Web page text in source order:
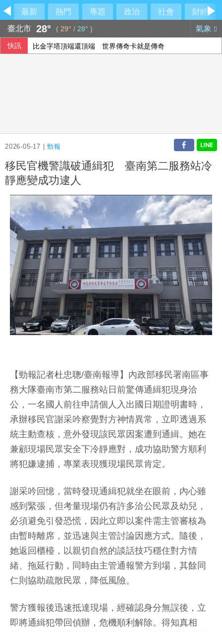
最新 熱門 專題 政治 社會
財經
臺北市 28° ( 29° / 28° ) 氣象
快訊 比金字塔頂端還頂端 世界傳奇卡就是傳奇
2026-05-17 |勁報
移民官機警識破通緝犯 臺南第二服務站冷
靜應變成功逮人
【勁報記者杜忠聰/臺南報導】內政部移民署南區事
務大隊臺南市第二服務站日前驚傳通緝犯現身洽
公，一名國人前往申請個人入出國日期證明書時，
承辦移民官謝采吟察覺對方神情異常，立即透過系
統主動查核，意外發現該民眾因案遭到通緝。她在
兼顧現場民眾安全下冷靜應對，成功協助警方順利
將犯嫌逮捕，專業表現獲現場民眾肯定。
謝采吟回憶，當時發現通緝犯就坐在眼前，內心雖
感到緊張，但考量現場仍有許多洽公民眾及幼兒，
必須避免引發恐慌，因此立即以案件需主管審核為
由暫時離席，並迅速與主管討論因應方式。隨後，
她返回櫃檯，以親切自然的談話技巧穩住對方情
緒、拖延行動，同時由主管通報警方到場，其餘同
仁則協助疏散民眾，降低風險。
警方獲報後迅速抵達現場，經確認身分無誤後，立
即將通緝犯帶回偵辦，危機順利解除。得知真相